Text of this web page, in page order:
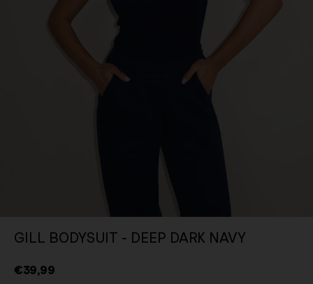
GILL BODYSUIT - DEEP DARK NAVY
€39,99